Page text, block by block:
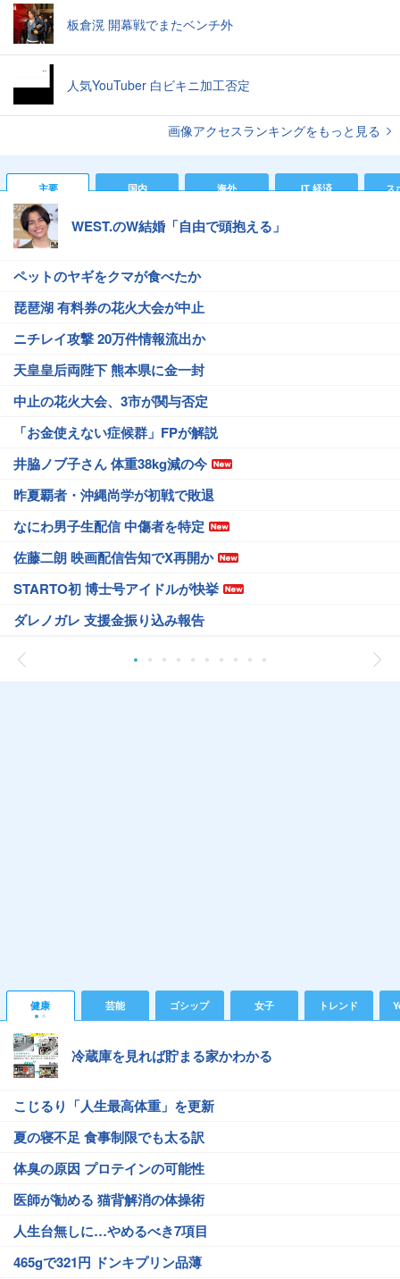
板倉滉 開幕戦でまたベンチ外
人気YouTuber 白ビキニ加工否定
画像アクセスランキングをもっと見る
主要 国内 海外 IT 経済 ス
WEST.のW結婚「自由で頭抱える」
ペットのヤギをクマが食べたか
琵琶湖 有料券の花火大会が中止
ニチレイ攻撃 20万件情報流出か
天皇皇后両陛下 熊本県に金一封
中止の花火大会、3市が関与否定
「お金使えない症候群」FPが解説
井脇ノブ子さん 体重38kg減の今
昨夏覇者・沖縄尚学が初戦で敗退
なにわ男子生配信 中傷者を特定
佐藤二朗 映画配信告知でX再開か
STARTO初 博士号アイドルが快挙
ダレノガレ 支援金振り込み報告
健康 芸能 ゴシップ 女子 トレンド
冷蔵庫を見れば貯まる家かわかる
こじるり「人生最高体重」を更新
夏の寝不足 食事制限でも太る訳
体臭の原因 プロテインの可能性
医師が勧める 猫背解消の体操術
人生台無しに…やめるべき7項目
465gで321円 ドンキプリン品薄